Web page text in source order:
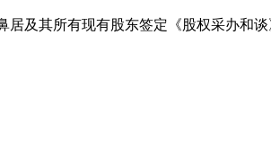
居及其所有现有股东签定《股权采办和